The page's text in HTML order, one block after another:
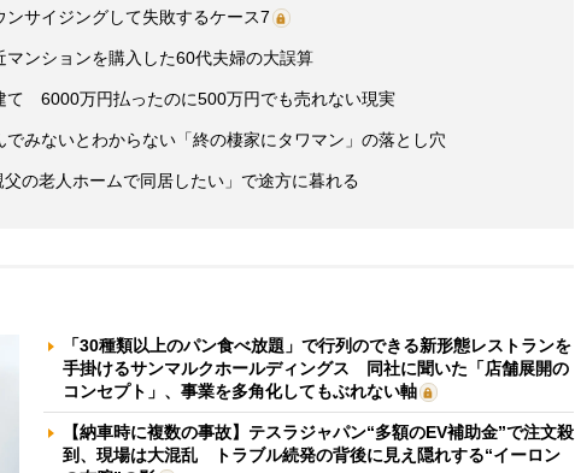
ンサイジングして失敗するケース7
マンションを購入した60代夫婦の大誤算
て 6000万円払ったのに500万円でも売れない現実
みないとわからない「終の棲家にタワマン」の落とし穴
の老人ホームで同居したい」で途方に暮れる
「30種類以上のパン食べ放題」で行列のできる新形態レストランを
手掛けるサンマルクホールディングス 同社に聞いた「店舗展開の
コンセプト」、事業を多角化してもぶれない軸
【納車時に複数の事故】テスラジャパン“多額のEV補助金”で注文殺
到、現場は大混乱 トラブル続発の背後に見え隠れする“イーロン